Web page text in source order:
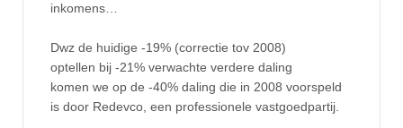
inkomens…
Dwz de huidige -19% (correctie tov 2008)
optellen bij -21% verwachte verdere daling
komen we op de -40% daling die in 2008 voorspeld
is door Redevco, een professionele vastgoedpartij.